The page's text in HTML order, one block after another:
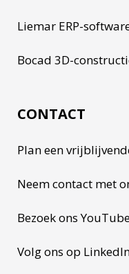
Liemar ERP-
Bocad 3D-
CONTACT
Plan een
Neem contact met
Bezoek ons
Volg ons op